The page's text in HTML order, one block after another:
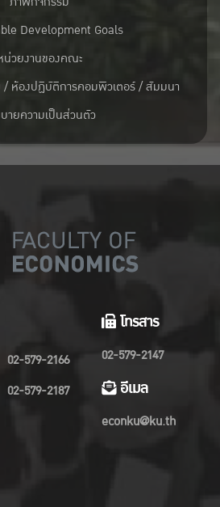
Development Goals
น่วยงานของคณะ
/ ห้องปฏิบัติการคอมพิวเตอร์ / สัมมนา
ายความเป็นส่วนตัว
02-579-2166
02-579-2187
โทรสาร
02-579-2147
อีเมล
econku@ku.th